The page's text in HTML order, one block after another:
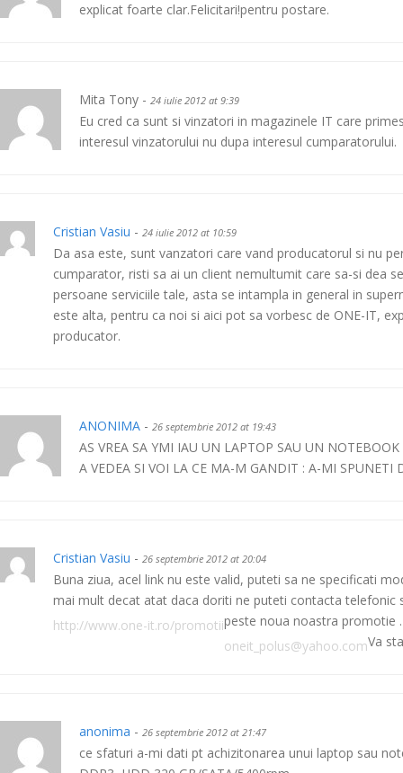
explicat foarte clar.Felicitari!pentru postare.
Mita Tony - 24 iulie 2012 at 9:39
Eu cred ca sunt si vinzatori in magazinele IT care
interesul vinzatorului nu dupa interesul cumparatorului.
Cristian Vasiu - 24 iulie 2012 at 10:59
Da asa este, sunt vanzatori care vand producatorul si nu
cumparator, risti sa ai un client nemultumit care sa-si dea
persoane serviciile tale, asta se intampla in general in
este alta, pentru ca noi si aici pot sa vorbesc de ONE-IT,
producator.
ANONIMA - 26 septembrie 2012 at 19:43
AS VREA SA YMI IAU UN LAPTOP SAU UN
A VEDEA SI VOI LA CE MA-M GANDIT : A-MI SPUNETI
Cristian Vasiu - 26 septembrie 2012 at 20:04
Buna ziua, acel link nu este valid, puteti sa ne specificati
mai mult decat atat daca doriti ne puteti contacta
peste noua noastra promotie
http://www.one-it.ro/promotii
.
Va
oneit_polus@yahoo.com
anonima - 26 septembrie 2012 at 21:47
ce sfaturi a-mi dati pt achizitonarea unui laptop sau